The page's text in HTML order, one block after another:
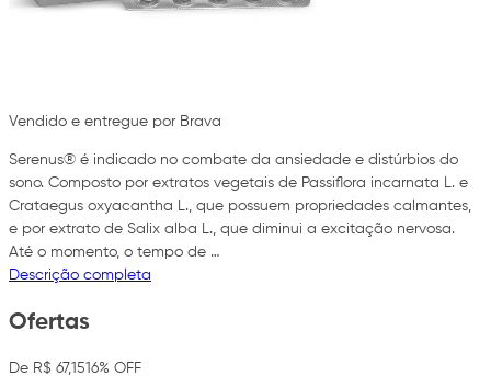
Vendido e entregue por Brava
Serenus® é indicado no combate da ansiedade e distúrbios do
sono. Composto por extratos vegetais de Passiflora incarnata L. e
Crataegus oxyacantha L., que possuem propriedades calmantes,
e por extrato de Salix alba L., que diminui a excitação nervosa.
Até o momento, o tempo de …
Descrição completa
Ofertas
De R$ 67,1516% OFF